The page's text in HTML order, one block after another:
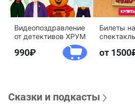
Видеопоздравление
от детективов ХРУМ
990
Билеты на
Юдо!»
от 1500
Сказки и подкасты